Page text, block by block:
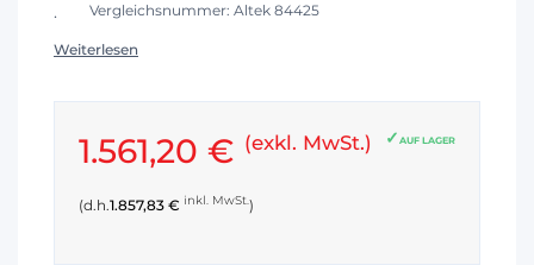
Vergleichsnummer: Altek 84425
Weiterlesen
AUF LAGER
1.561,20 € (exkl. MwSt.)
(d.h.1.857,83 € inkl. MwSt.)